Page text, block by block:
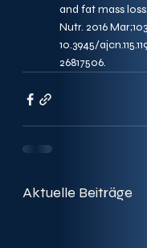
and fat mass
Nutr. 2016
10.3945/
26817506.
Aktuelle Beiträge